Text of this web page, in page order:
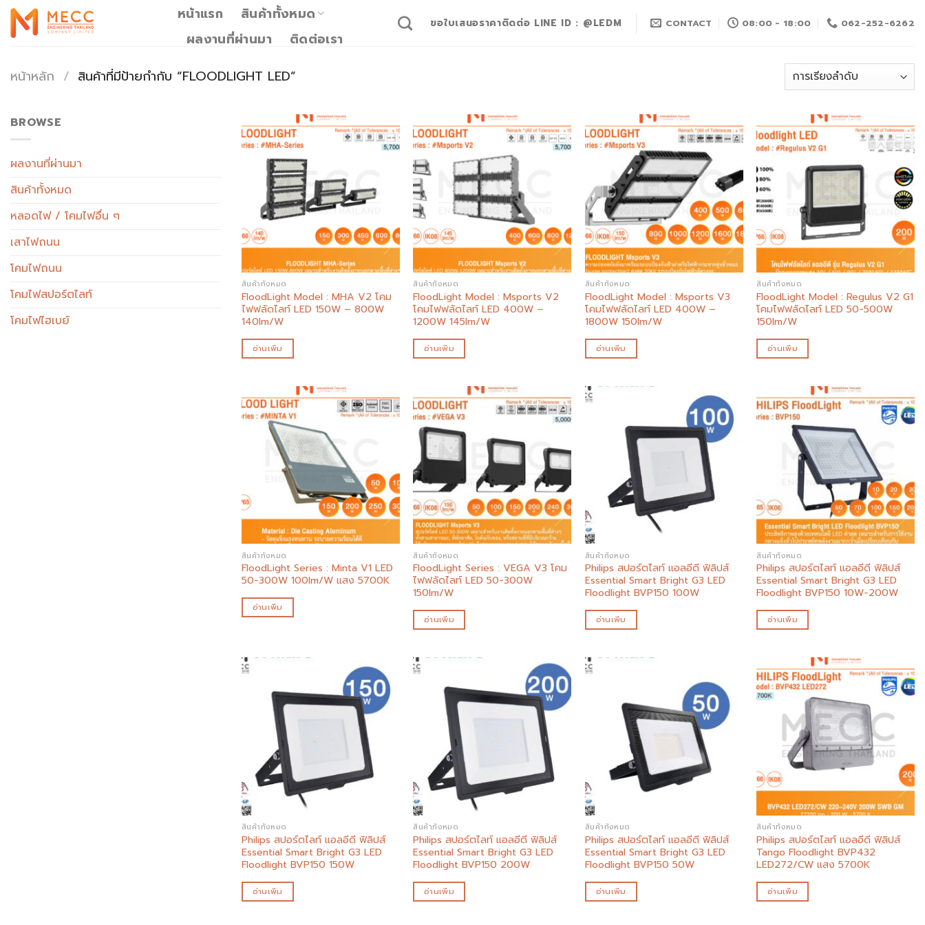
Skip
content
หน้าแรก
สินค้าทั้งหมด
ผลงานที่ผ่านมา
ติดต่อเรา
ขอใบเสนอราคาติดต่อ LINE ID : @LEDM CONTACT 08:00 - 18:00 062-252-6262
หน้าหลัก / สินค้าที่มีป้ายกำกับ “FLOODLIGHT LED”
BROWSE
ผลงานที่ผ่านมา
สินค้าทั้งหมด
หลอดไฟ / โคมไฟอื่น ๆ
เสาไฟถนน
โคมไฟถนน
โคมไฟสปอร์ตไลท์
โคมไฟไฮเบย์
wishlist
สินค้าทั้งหมด
FloodLight Model : MHA V2 โคม
ไฟฟลัดไลท์ LED 150W – 800W
140lm/W
อ่านเพิ่ม
สินค้าทั้งหมด
FloodLight Model : Msports V2
โคมไฟฟลัดไลท์ LED 400W –
1200W 145lm/W
อ่านเพิ่ม
Add to
wishlist
สินค้าทั้งหมด
FloodLight Model : Msports V3
โคมไฟฟลัดไลท์ LED 400W –
1800W 150lm/W
อ่านเพิ่ม
Add to
wishlist
สินค้าทั้งหมด
FloodLight Model : Regulus V2 G1
โคมไฟฟลัดไลท์ LED 50-500W
150lm/W
อ่านเพิ่ม
สินค้าทั้งหมด
FloodLight Series : Minta V1 LED
50-300W 100lm/W แสง 5700K
อ่านเพิ่ม
Add to
wishlist
สินค้าทั้งหมด
FloodLight Series : VEGA V3 โคม
ไฟฟลัดไลท์ LED 50-300W
150lm/W
อ่านเพิ่ม
Add to
wishlist
สินค้าทั้งหมด
Philips สปอร์ตไลท์ แอลอีดี ฟิลิปส์
Essential Smart Bright G3 LED
Floodlight BVP150 100W
อ่านเพิ่ม
สินค้าทั้งหมด
Philips สปอร์ตไลท์ แอลอีดี ฟิลิปส์
Essential Smart Bright G3 LED
Floodlight BVP150 10W-200W
อ่านเพิ่ม
Add to
wishlist
สินค้าทั้งหมด
Philips สปอร์ตไลท์ แอลอีดี ฟิลิปส์
Essential Smart Bright G3 LED
Floodlight BVP150 150W
อ่านเพิ่ม
Add to
wishlist
สินค้าทั้งหมด
Philips สปอร์ตไลท์ แอลอีดี ฟิลิปส์
Essential Smart Bright G3 LED
Floodlight BVP150 200W
อ่านเพิ่ม
Add to
wishlist
สินค้าทั้งหมด
Philips สปอร์ตไลท์ แอลอีดี ฟิลิปส์
Essential Smart Bright G3 LED
Floodlight BVP150 50W
อ่านเพิ่ม
Add to
wishlist
สินค้าทั้งหมด
Philips สปอร์ตไลท์ แอลอีดี ฟิลิปส์
Tango Floodlight BVP432
LED272/CW แสง 5700K
อ่านเพิ่ม